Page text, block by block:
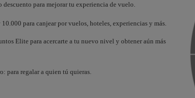
para mejorar tu experiencia de vuelo.
para canjear por vuelos, hoteles, experiencias y más.
Elite para acercarte a tu nuevo nivel y obtener aún más
para regalar a quien tú quieras.